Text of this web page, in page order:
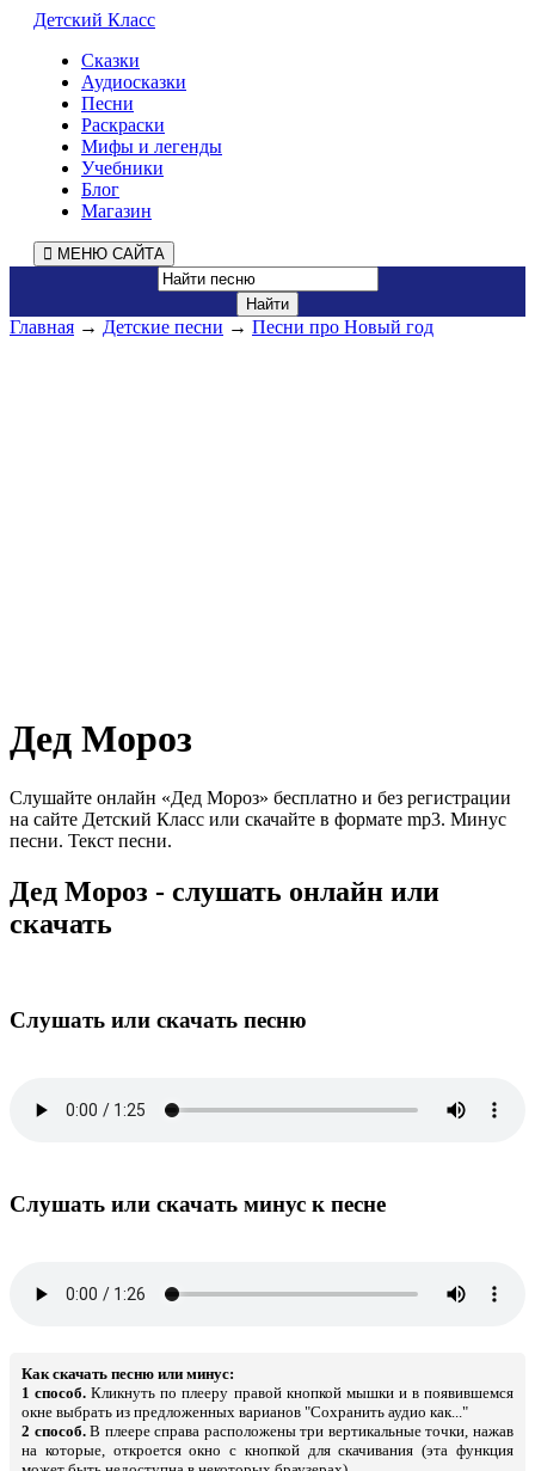
Детский Класс
Сказки
Аудиосказки
Песни
Раскраски
Мифы и легенды
Учебники
Блог
Магазин
МЕНЮ САЙТА
Главная → Детские песни → Песни про Новый год
Дед Мороз
Слушайте онлайн «Дед Мороз» бесплатно и без регистрации
на сайте Детский Класс или скачайте в формате mp3. Минус
песни. Текст песни.
Дед Мороз - слушать онлайн или
скачать
Слушать или скачать песню
Слушать или скачать минус к песне
Как скачать песню или минус:
1 способ. Кликнуть по плееру правой кнопкой мышки и в появившемся
окне выбрать из предложенных варианов "Сохранить аудио как..."
2 способ.В плеере справа расположены три вертикальные точки, нажав
на которые, откроется окно с кнопкой для скачивания (эта функция